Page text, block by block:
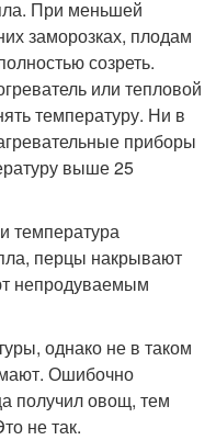
При меньшей
заморозках, плодам
созреть.
или тепловой
температуру. Ни в
приборы
выше 25
температура
перцы накрывают
непродуваемым
однако не в таком
Ошибочно
получил овощ, тем
не так.